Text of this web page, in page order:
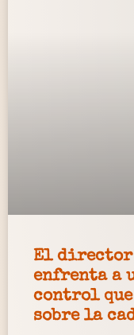
El director
enfrenta a
control
sobre la